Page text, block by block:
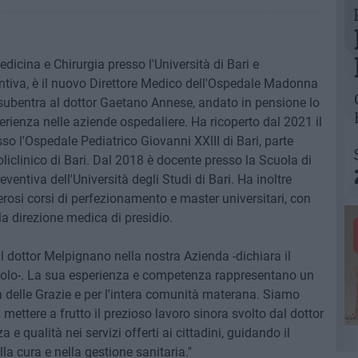
e Chirurgia presso l'Università di Bari e
è il nuovo Direttore Medico dell'Ospedale Madonna
al dottor Gaetano Annese, andato in pensione lo
nelle aziende ospedaliere. Ha ricoperto dal 2021 il
l'Ospedale Pediatrico Giovanni XXIII di Bari, parte
di Bari. Dal 2018 è docente presso la Scuola di
dell'Università degli Studi di Bari. Ha inoltre
corsi di perfezionamento e master universitari, con
direzione medica di presidio.
Melpignano nella nostra Azienda -dichiara il
. La sua esperienza e competenza rappresentano un
Grazie e per l'intera comunità materana. Siamo
a frutto il prezioso lavoro sinora svolto dal dottor
e qualità nei servizi offerti ai cittadini, guidando il
cura e nella gestione sanitaria."